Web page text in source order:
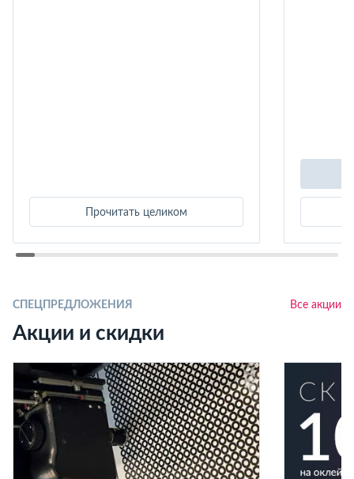
Прочитать целиком
СПЕЦПРЕДЛОЖЕНИЯ Все акции
Акции и скидки